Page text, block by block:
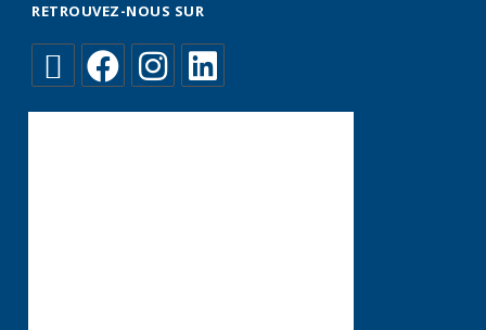
RETROUVEZ-NOUS SUR